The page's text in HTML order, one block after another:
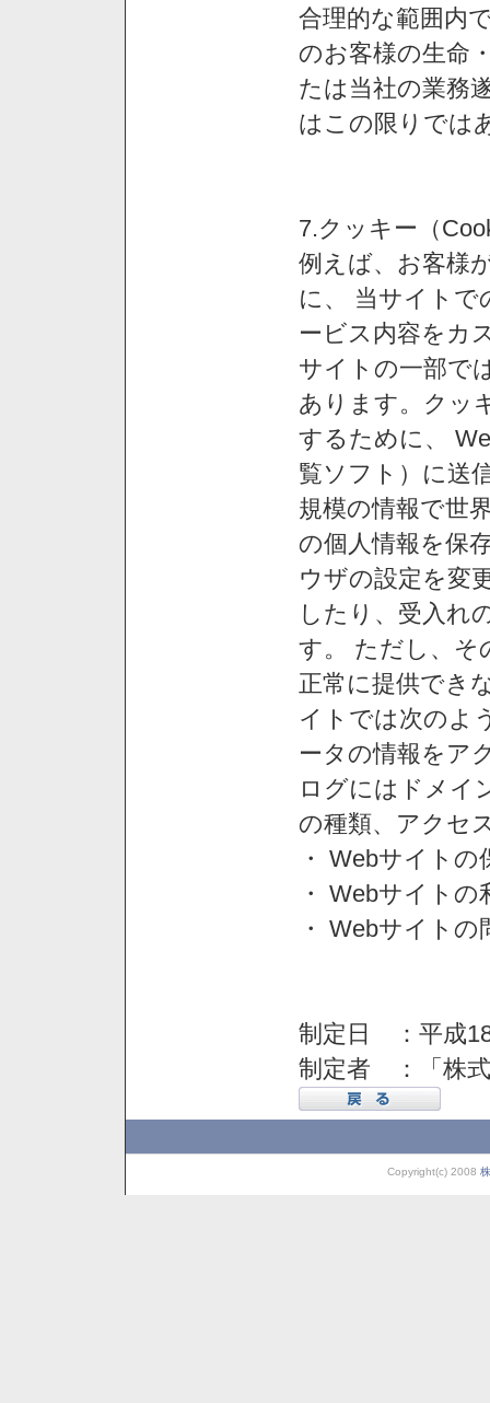
合理的な範囲内
のお客様の生命
たは当社の業務
はこの限りでは
7.クッキー（
例えば、お客様
に、 当サイトで
ービス内容をカ
サイトの一部で
あります。クッ
するために、
覧ソフト）に送
規模の情報で世
の個人情報を保
ウザの設定を変
したり、受入れ
す。 ただし、そ
正常に提供でき
イトでは次のよ
ータの情報をア
ログにはドメイ
の種類、アクセ
・ Webサイトの
・ Webサイト
・ Webサイト
制定日 ：平成
制定者 ：「株
Copyright(c) 2008